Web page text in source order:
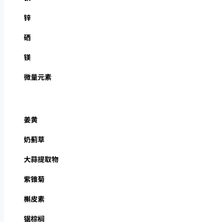
锌
硒
镁
微量元素
姜黄
奶蓟草
大蒜提取物
紫锥菊
槲皮素
锯棕榈